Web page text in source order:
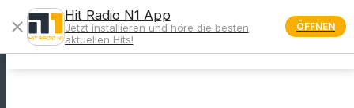
menu
close
Hit Radio N1 App
Jetzt installieren und höre die besten
aktuellen Hits!
ÖFFNEN